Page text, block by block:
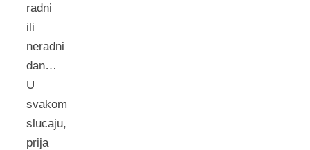
radni
ili
neradni
dan…
U
svakom
slucaju,
prija